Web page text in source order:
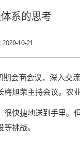
系的思考
10-21
会商会议，深入交
旭荣主持会议。农
快捷地送到手里。
挑战。